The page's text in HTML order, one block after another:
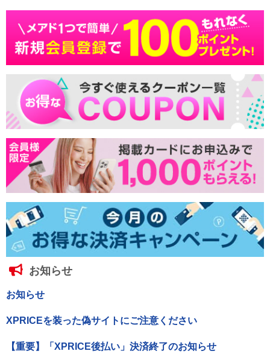
お知らせ
お知らせ
XPRICEを装った偽サイトにご注意ください
【重要】「XPRICE後払い」決済終了のお知らせ